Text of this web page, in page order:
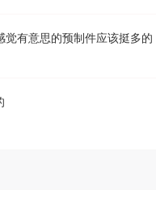
觉有意思的预制件应该挺多的